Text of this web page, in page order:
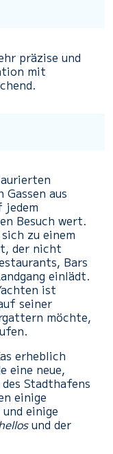
präzise und
mit
aus
Besuch wert.
zu einem
der nicht
Bars
einlädt.
ist
seiner
möchte,
erheblich
eine neue,
Stadthafens
einige
einige
und der